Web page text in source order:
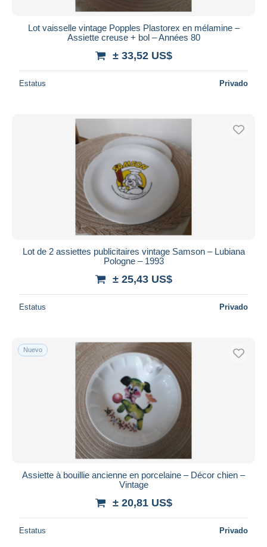
Lot vaisselle vintage Popples Plastorex en mélamine –
Assiette creuse + bol – Années 80
± 33,52 US$
Estatus Privado
Lot de 2 assiettes publicitaires vintage Samson – Lubiana
Pologne – 1993
± 25,43 US$
Estatus Privado
Nuevo
Assiette à bouillie ancienne en porcelaine – Décor chien –
Vintage
± 20,81 US$
Estatus Privado